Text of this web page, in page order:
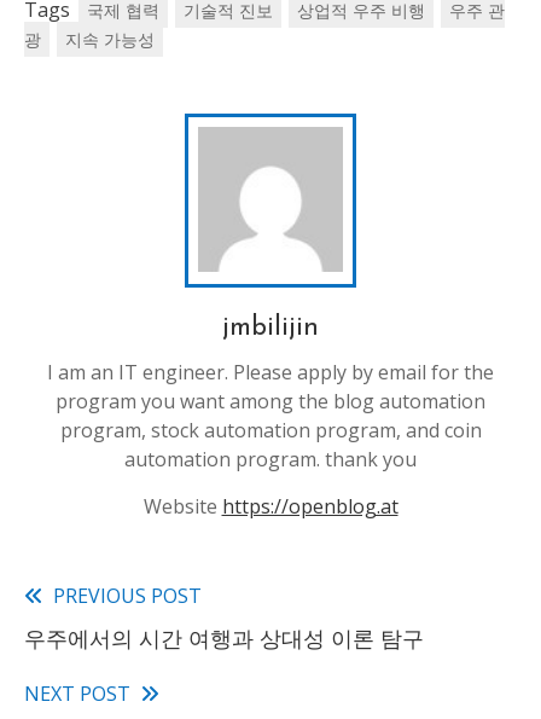
Tags 국제 협력 기술적 진보 상업적 우주 비행
우주 관
광
지속 가능성
jmbilijin
I am an IT engineer. Please apply by email for the
program you want among the blog automation
program, stock automation program, and coin
automation program. thank you
Website https://openblog.at
Read
more
articles
PREVIOUS POST
우주에서의 시간 여행과 상대성 이론 탐구
NEXT POST